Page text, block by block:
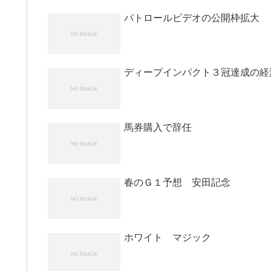
パトロールビデオの公開枠拡大
ディープインパクト３冠達成の経
馬券購入で辞任
春のＧ１予想 安田記念
ホワイト マジック